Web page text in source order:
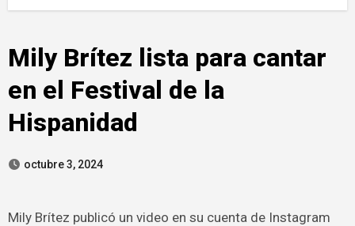
Mily Brítez lista para cantar
en el Festival de la
Hispanidad
octubre 3, 2024
Mily Brítez publicó un video en su cuenta de Instagram